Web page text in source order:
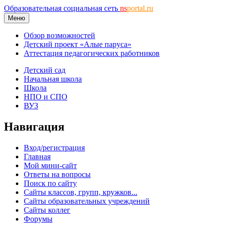
Образовательная социальная сеть nsportal.ru
Меню
Обзор возможностей
Детский проект «Алые паруса»
Аттестация педагогических работников
Детский сад
Начальная школа
Школа
НПО и СПО
ВУЗ
Навигация
Вход/регистрация
Главная
Мой мини-сайт
Ответы на вопросы
Поиск по сайту
Сайты классов, групп, кружков...
Сайты образовательных учреждений
Сайты коллег
Форумы